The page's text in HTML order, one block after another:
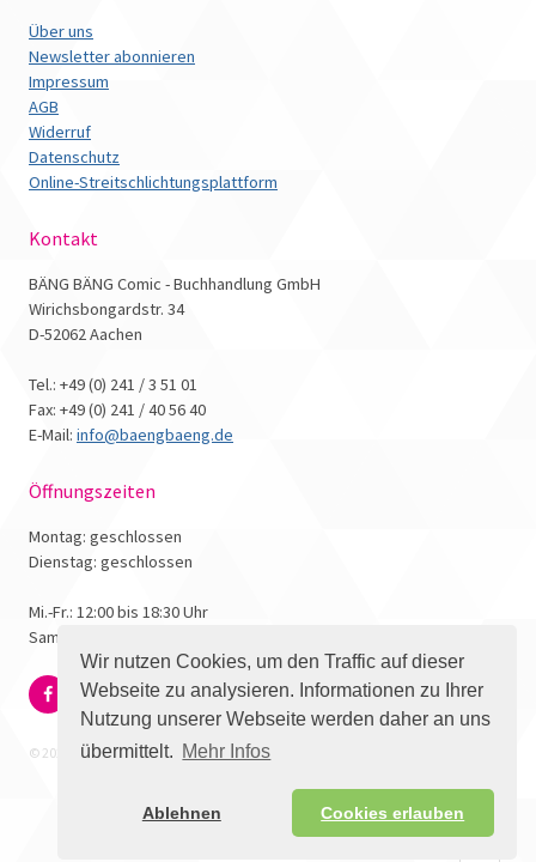
Wir nutzen Cookies, um den Traffic auf dieser
Webseite zu analysieren. Informationen zu Ihrer
Nutzung unserer Webseite werden daher an uns
übermittelt. Mehr Infos
Ablehnen Cookies erlauben
Über uns
Newsletter abonnieren
Impressum
AGB
Widerruf
Datenschutz
Online-Streitschlichtungsplattform
Kontakt
BÄNG BÄNG Comic - Buchhandlung GmbH
Wirichsbongardstr. 34
D-52062 Aachen
Tel.: +49 (0) 241 / 3 51 01
Fax: +49 (0) 241 / 40 56 40
E-Mail: info@baengbaeng.de
Öffnungszeiten
Montag: geschlossen
Dienstag: geschlossen
Mi.-Fr.: 12:00 bis 18:30 Uhr
Samstag: 10:00 bis 17:00 Uhr
© 2026 - Bäng Bäng Comicbuchhandlung